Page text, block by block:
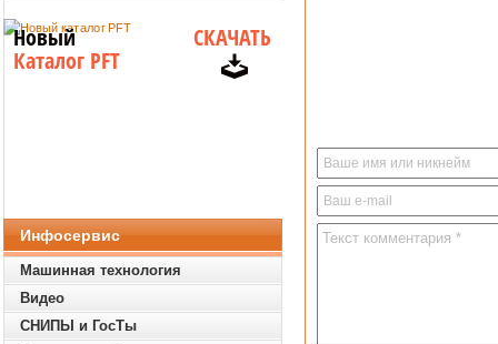
Новый
Каталог PFT
СКАЧАТЬ
Инфосервис
Машинная технология
Видео
СНИПЫ и ГосТы